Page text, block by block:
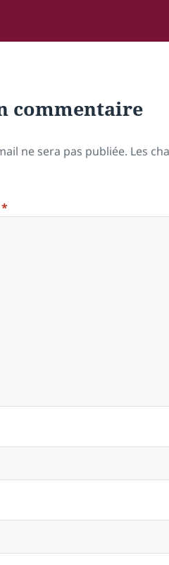
commentaire
ne sera pas publiée. Les
*